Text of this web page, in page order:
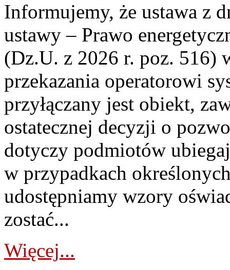
Informujemy, że ustawa z
ustawy – Prawo
(Dz.U. z 2026 r. poz. 516)
przekazania operatorowi
przyłączany jest obiekt,
ostatecznej decyzji o
dotyczy podmiotów
w przypadkach
udostępniamy wzory
zostać...
Więcej...